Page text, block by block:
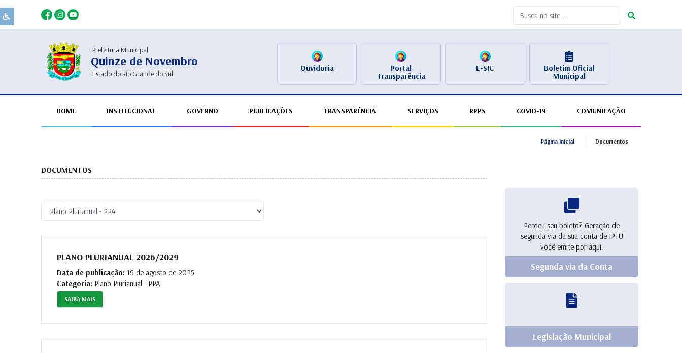
Prefeitura Municipal
Quinze de Novembro
Estado do Rio Grande do Sul
Ouvidoria Portal
Transparência
E-SIC Boletim Oficial
Municipal
HOME INSTITUCIONAL GOVERNO PUBLICAÇÕES TRANSPARÊNCIA SERVIÇOS RPPS COVID-19 COMUNICAÇÃO
Página Inicial Documentos
DOCUMENTOS
PLANO PLURIANUAL 2026/2029
Data de publicação: 19 de agosto de 2025
Categoria: Plano Plurianual - PPA
SAIBA MAIS
Segunda via da Conta
Perdeu seu boleto? Geração de
segunda via da sua conta de IPTU
você emite por aqui.
Legislação Municipal